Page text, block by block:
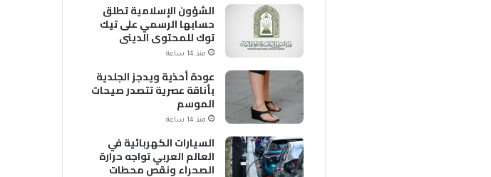
الشؤون الإسلامية تطلق
حسابها الرسمي على تيك
توك للمحتوى الديني
منذ 14 ساعة
عودة أحذية ويدجز الجلدية
بأناقة عصرية تتصدر صيحات
الموسم
منذ 14 ساعة
السيارات الكهربائية في
العالم العربي تواجه حرارة
الصحراء ونقص محطات